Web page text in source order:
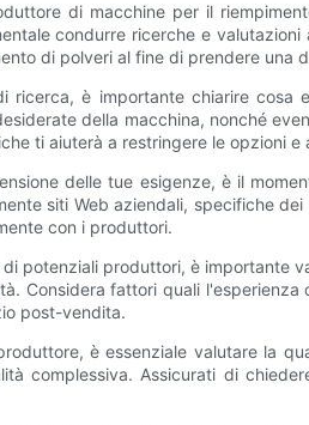
di macchine per il
condurre ricerche e
di polveri al fine di prendere una
ricerca, è importante chiarire
della macchina, nonché
ti aiuterà a restringere le opzioni
delle tue esigenze, è il
siti Web aziendali, specifiche
con i produttori.
potenziali produttori, è importante
Considera fattori quali
post-vendita.
è essenziale valutare la
complessiva. Assicurati di